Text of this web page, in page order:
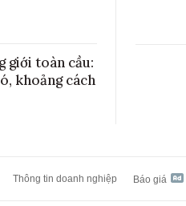
giới toàn cầu:
khoảng cách
Thông tin doanh nghiệp Báo giá